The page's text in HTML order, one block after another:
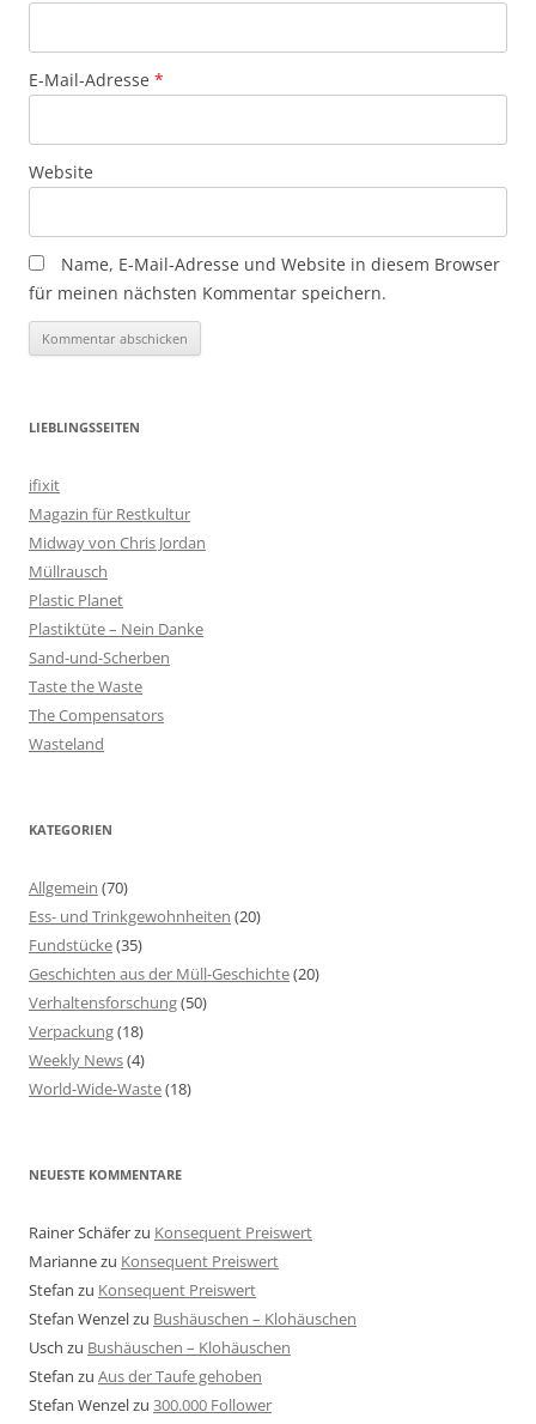
E-Mail-Adresse *
Website
Name, E-Mail-Adresse und Website in diesem Browser
für meinen nächsten Kommentar speichern.
LIEBLINGSSEITEN
ifixit
Magazin für Restkultur
Midway von Chris Jordan
Müllrausch
Plastic Planet
Plastiktüte – Nein Danke
Sand-und-Scherben
Taste the Waste
The Compensators
Wasteland
KATEGORIEN
Allgemein (70)
Ess- und Trinkgewohnheiten (20)
Fundstücke(35)
Geschichten aus der Müll-Geschichte(20)
Verhaltensforschung(50)
Verpackung(18)
Weekly News(4)
World-Wide-Waste(18)
NEUESTE KOMMENTARE
Rainer Schäferzu Konsequent Preiswert
Mariannezu Konsequent Preiswert
Stefan zu Konsequent Preiswert
Stefan Wenzelzu Bushäuschen – Klohäuschen
Usch zu Bushäuschen – Klohäuschen
Stefan zu Aus der Taufe gehoben
Stefan Wenzelzu 300.000 Follower